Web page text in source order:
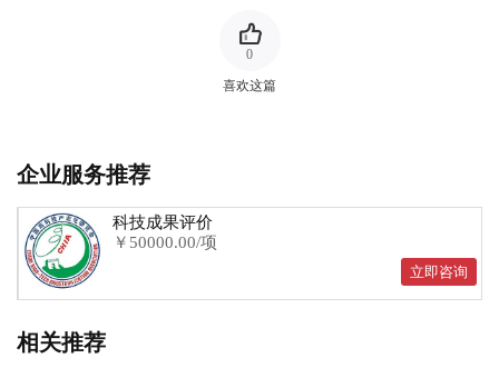
喜欢这篇
0
企业服务推荐
科技成果评价
￥50000.00/项
立即咨询
相关推荐